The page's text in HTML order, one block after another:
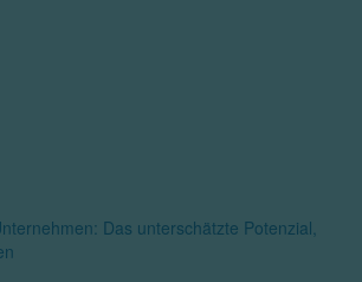
Das unterschätzte Potenzial,